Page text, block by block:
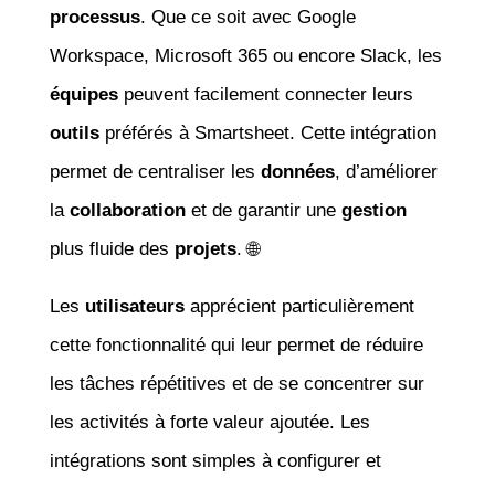
processus. Que ce soit avec Google
Workspace, Microsoft 365 ou encore Slack, les
équipespeuvent facilement connecter leurs
outilspréférés à Smartsheet. Cette intégration
permet de centraliser les données, d’améliorer
la collaborationet de garantir une gestion
plus fluide des projets. 🌐
Les utilisateursapprécient particulièrement
cette fonctionnalité qui leur permet de réduire
les tâches répétitives et de se concentrer sur
les activités à forte valeur ajoutée. Les
intégrations sont simples à configurer et